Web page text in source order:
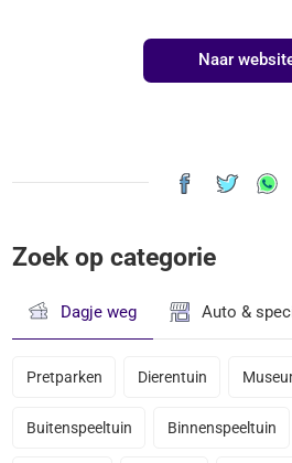
Naar
Zoek op categorie
Dagje weg Auto &
Pretparken Dierentuin
Buitenspeeltuin Binnenspeeltuin